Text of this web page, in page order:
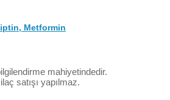
Metformin
mahiyetindedir.
satışı yapılmaz.